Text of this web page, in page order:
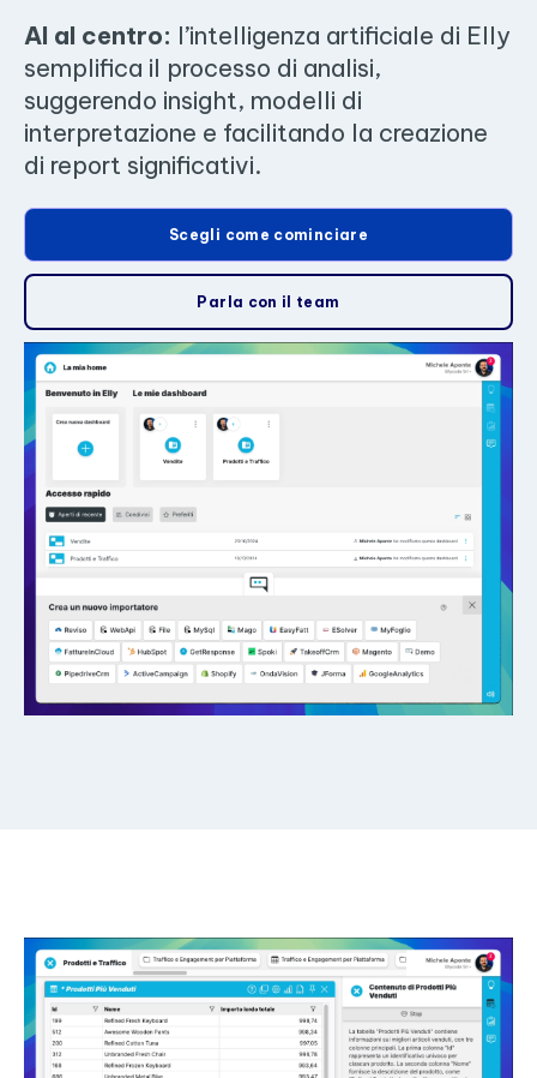
AI al centro: l’intelligenza artificiale di Elly
semplifica il processo di analisi,
suggerendo insight, modelli di
interpretazione e facilitando la creazione
di report significativi.
Scegli come cominciare
Parla con il team